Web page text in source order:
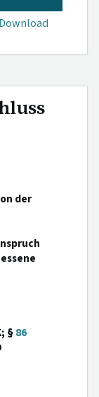
der
§86